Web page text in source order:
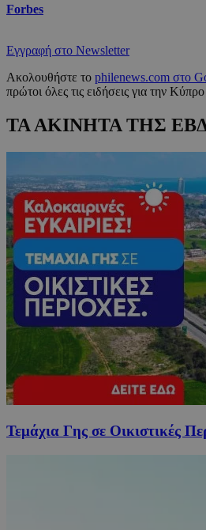
Forbes
Εγγραφή στο Newsletter
Ακολουθήστε το philenews.com στο
πρώτοι όλες τις ειδήσεις για την
ΤΑ ΑΚΙΝΗΤΑ ΤΗΣ
Τεμάχια Γης σε Οικιστικές